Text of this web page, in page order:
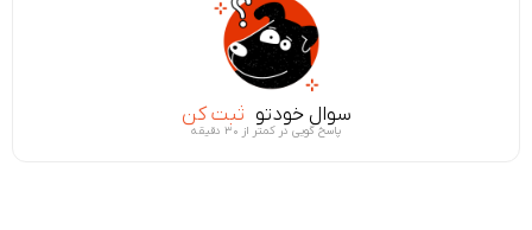
سوال خودتو ثبت کن
پاسخ گویی در کمتر از ۳۰ دقیقه